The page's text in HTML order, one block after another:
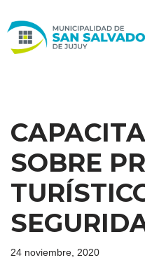
al
SOBRE
24 noviembre, 2020